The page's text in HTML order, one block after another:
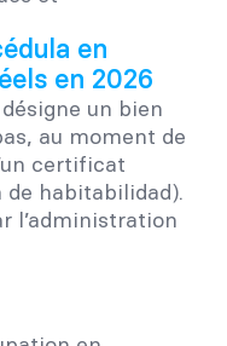
en
en 2026
un bien
au moment de
certificat
de habitabilidad).
l’administration